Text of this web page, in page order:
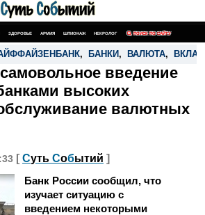
ЗДОРОВЬЕ АРМИЯ ШПИОНАЖ НЕКРОЛОГ ПОИСК ПО САЙТУ
, БАНКИ , ВАЛЮТА,
введение
высоких
валютных
[ Суть Событий ]
Банк России сообщил, что
изучает ситуацию с
введением некоторыми